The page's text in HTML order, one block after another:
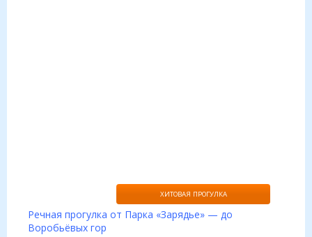
ХИТОВАЯ ПРОГУЛКА
Речная прогулка от Парка «Зарядье» — до
Воробьёвых гор